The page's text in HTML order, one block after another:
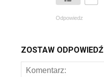
Odpowiedz
ZOSTAW ODPOWIEDŹ